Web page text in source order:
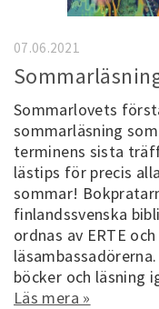
Sommarlovets
sommarläsning
terminens sista
lästips för precis
sommar!
finlandssvenska
ordnas av ERTE
böcker och läsning
Läs mera »
07.06.2021